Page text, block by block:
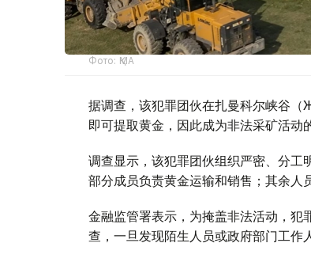
Фото: ҚМА
据调查，该犯罪团伙在扎曼科尔峡谷（
即可提取黄金，因此成为非法采矿活动
调查显示，该犯罪团伙组织严密、分工
部分成员负责黄金运输和销售；其余人
金融监管署表示，为掩盖非法活动，犯
查，一旦发现陌生人员或政府部门工作